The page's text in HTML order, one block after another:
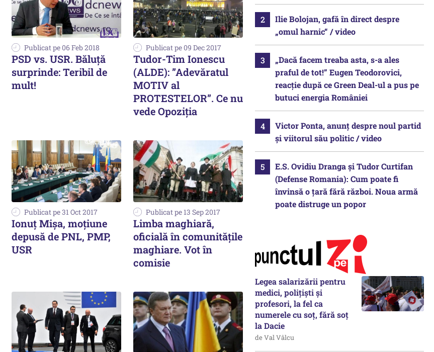
Publicat pe 06 Feb 2018
PSD vs. USR. Băluță
surprinde: Teribil de
mult!
Publicat pe 09 Dec 2017
Tudor-Tim Ionescu
(ALDE): ”Adevăratul
MOTIV al
PROTESTELOR”. Ce nu
vede Opoziția
Publicat pe 31 Oct 2017
Ionuț Mișa, moțiune
depusă de PNL, PMP,
USR
Publicat pe 13 Sep 2017
Limba maghiară,
oficială în comunităţile
maghiare. Vot în
comisie
Ilie Bolojan, gafă în direct despre
„omul harnic“ / video
„Dacă facem treaba asta, s-a ales
praful de tot!” Eugen Teodorovici,
reacție după ce Green Deal-ul a pus pe
butuci energia României
Victor Ponta, anunț despre noul partid
și viitorul său politic / video
E.S. Ovidiu Dranga și Tudor Curtifan
(Defense Romania): Cum poate fi
învinsă o țară fără război. Noua armă
poate distruge un popor
Legea salarizării pentru
medici, polițiști și
profesori, la fel ca
numerele cu soț, fără soț
la Dacie
de Val Vâlcu